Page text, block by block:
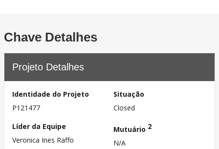
Chave Detalhes
Projeto Detalhes
Identidade do Projeto
P121477
Situação
Closed
Líder da Equipe
Veronica Ines Raffo
Mutuário 2
N/A